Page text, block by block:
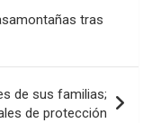
tras
de sus familias;
de protección